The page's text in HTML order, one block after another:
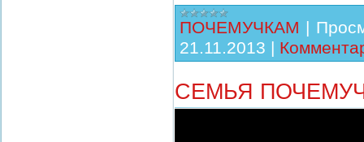
ПОЧЕМУЧКАМ |
21.11.2013 |
СЕМЬЯ